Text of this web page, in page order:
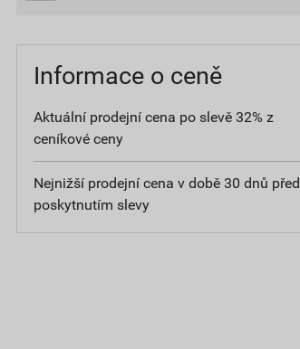
Informace o ceně
Aktuální prodejní cena po slevě 32% z
ceníkové ceny
Nejnižší prodejní cena v době 30 dnů před
poskytnutím slevy